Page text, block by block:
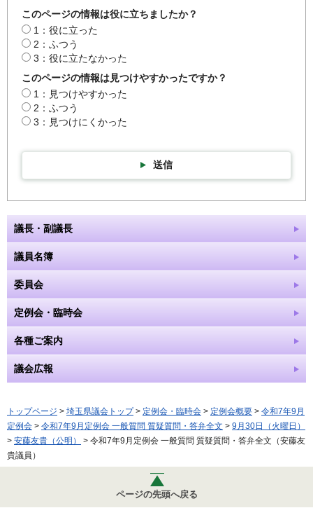
このページの情報は役に立ちましたか？
1：役に立った
2：ふつう
3：役に立たなかった
このページの情報は見つけやすかったですか？
1：見つけやすかった
2：ふつう
3：見つけにくかった
送信
議長・副議長
議員名簿
委員会
定例会・臨時会
各種ご案内
議会広報
トップページ > 埼玉県議会トップ> 定例会・臨時会 > 定例会概要 > 令和7年9月
定例会 > 令和7年9月定例会 一般質問 質疑質問・答弁全文 > 9月30日（火曜日）
> 安藤友貴（公明）
> 令和7年9月定例会 一般質問 質疑質問・答弁全文（安藤友
貴議員）
ページの先頭へ戻る